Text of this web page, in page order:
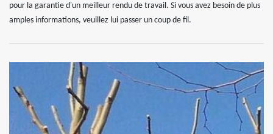
pour la garantie d'un meilleur rendu de travail. Si vous avez besoin de plus
amples informations, veuillez lui passer un coup de fil.